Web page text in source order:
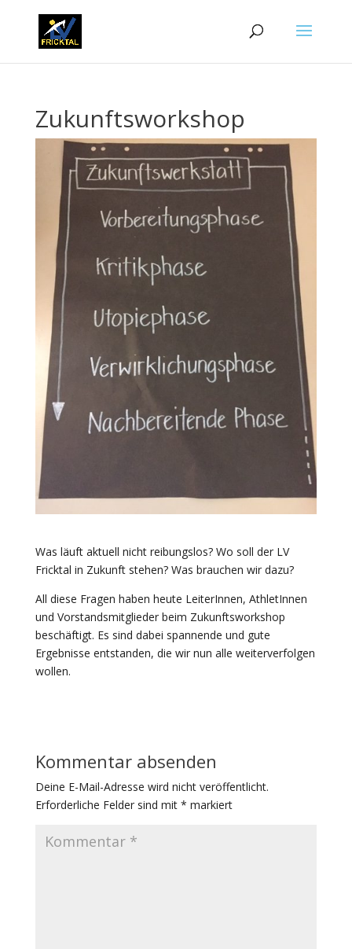
Zukunftsworkshop
Was läuft aktuell nicht reibungslos? Wo soll der LV
Fricktal in Zukunft stehen? Was brauchen wir dazu?
All diese Fragen haben heute LeiterInnen, AthletInnen
und Vorstandsmitglieder beim Zukunftsworkshop
beschäftigt. Es sind dabei spannende und gute
Ergebnisse entstanden, die wir nun alle weiterverfolgen
wollen.
Kommentar absenden
Deine E-Mail-Adresse wird nicht veröffentlicht.
Erforderliche Felder sind mit * markiert